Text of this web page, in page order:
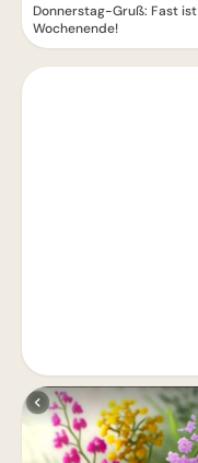
Donnerstag-Gruß: Fast ist
Wochenende!